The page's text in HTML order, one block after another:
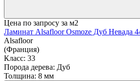
Цена по запросу за м2
Ламинат Alsafloor Osmoze Дуб Невада
Alsafloor
(Франция)
Класс: 33
Порода дерева: Дуб
Толщина: 8 мм